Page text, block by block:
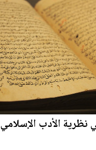
نظرية الأدب الإسلامي